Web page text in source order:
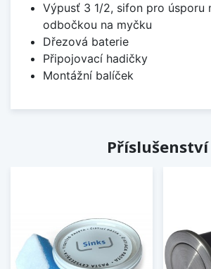
Výpusť 3 1/2, sifon pro úsporu
odbočkou na myčku
Dřezová baterie
Připojovací hadičky
Montážní balíček
Příslušenství